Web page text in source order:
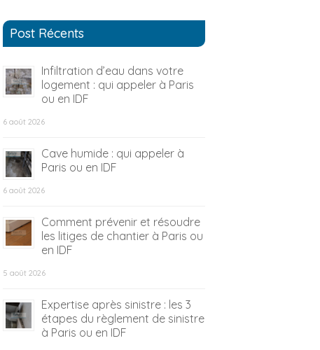
Post Récents
Infiltration d’eau dans votre
logement : qui appeler à Paris
ou en IDF
6 août 2026
Cave humide : qui appeler à
Paris ou en IDF
6 août 2026
Comment prévenir et résoudre
les litiges de chantier à Paris ou
en IDF
5 août 2026
Expertise après sinistre : les 3
étapes du règlement de sinistre
à Paris ou en IDF